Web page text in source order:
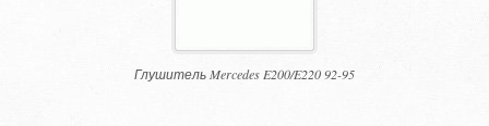
Глушитель Mercedes E200/E220 92-95